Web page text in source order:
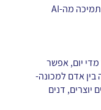
אנשים חושבים יחד, תורמים יחד, ומקבלים תמיכה מה-AI
יום, אפשר
בין אדם למכונה-
דנים